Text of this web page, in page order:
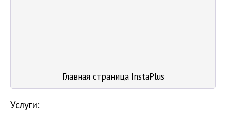
Главная страница InstaPlus
Услуги: